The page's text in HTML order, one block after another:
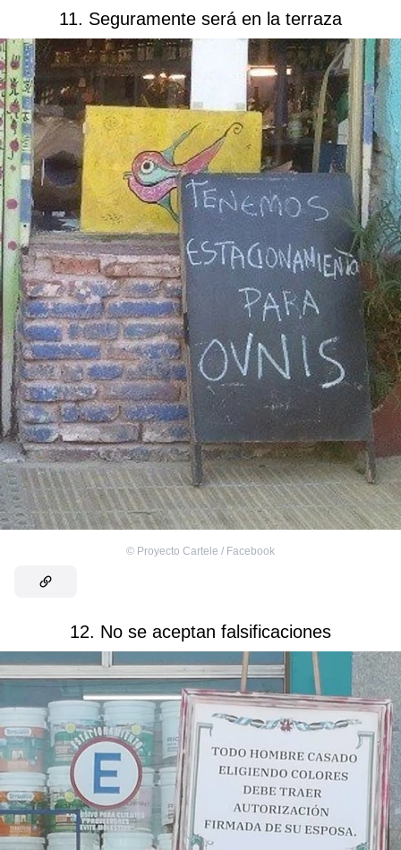
11. Seguramente será en la terraza
© Proyecto Cartele / Facebook
12. No se aceptan falsificaciones